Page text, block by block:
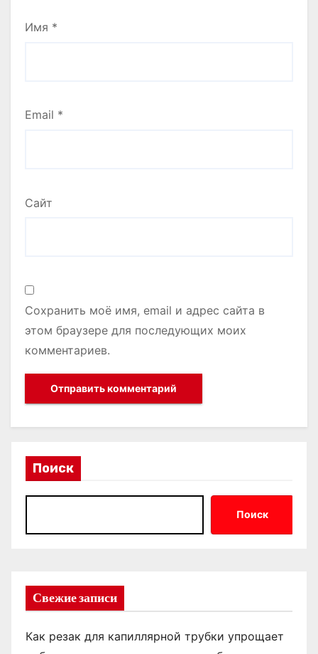
Имя *
Email *
Сайт
Сохранить моё имя, email и адрес сайта в
этом браузере для последующих моих
комментариев.
Поиск
Поиск
Свежие записи
Как резак для капиллярной трубки упрощает